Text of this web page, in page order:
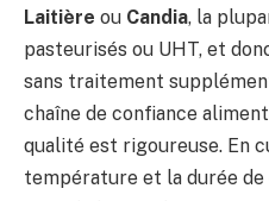
Laitière ou Candia, la
pasteurisés ou UHT, et
sans traitement
chaîne de confiance
qualité est rigoureuse. En
température et la durée